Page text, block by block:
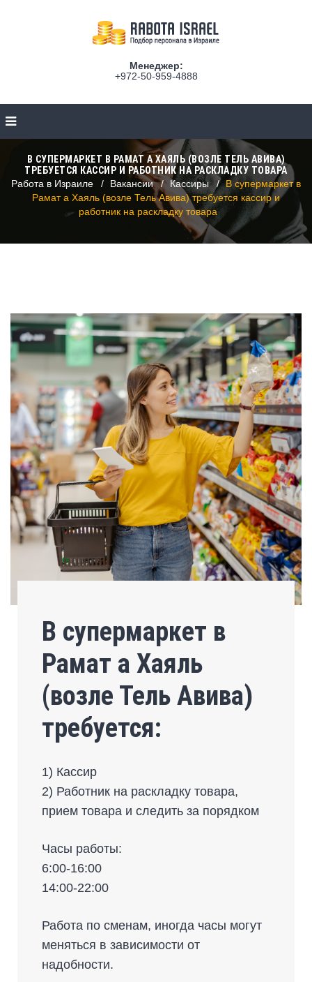
Менеджер:
+972-50-959-4888
В СУПЕРМАРКЕТ В РАМАТ А ХАЯЛЬ (ВОЗЛЕ ТЕЛЬ АВИВА)
ТРЕБУЕТСЯ КАССИР И РАБОТНИК НА РАСКЛАДКУ ТОВАРА
Работа в Израиле
Вакансии Кассиры
В супермаркет в
Рамат а Хаяль (возле Тель Авива) требуется кассир и
работник на раскладку товара
В супермаркет в
Рамат а Хаяль
(возле Тель Авива)
требуется:
1) Кассир
2) Работник на раскладку товара,
прием товара и следить за порядком
Часы работы:
6:00-16:00
14:00-22:00
Работа по сменам, иногда часы могут
меняться в зависимости от
надобности.